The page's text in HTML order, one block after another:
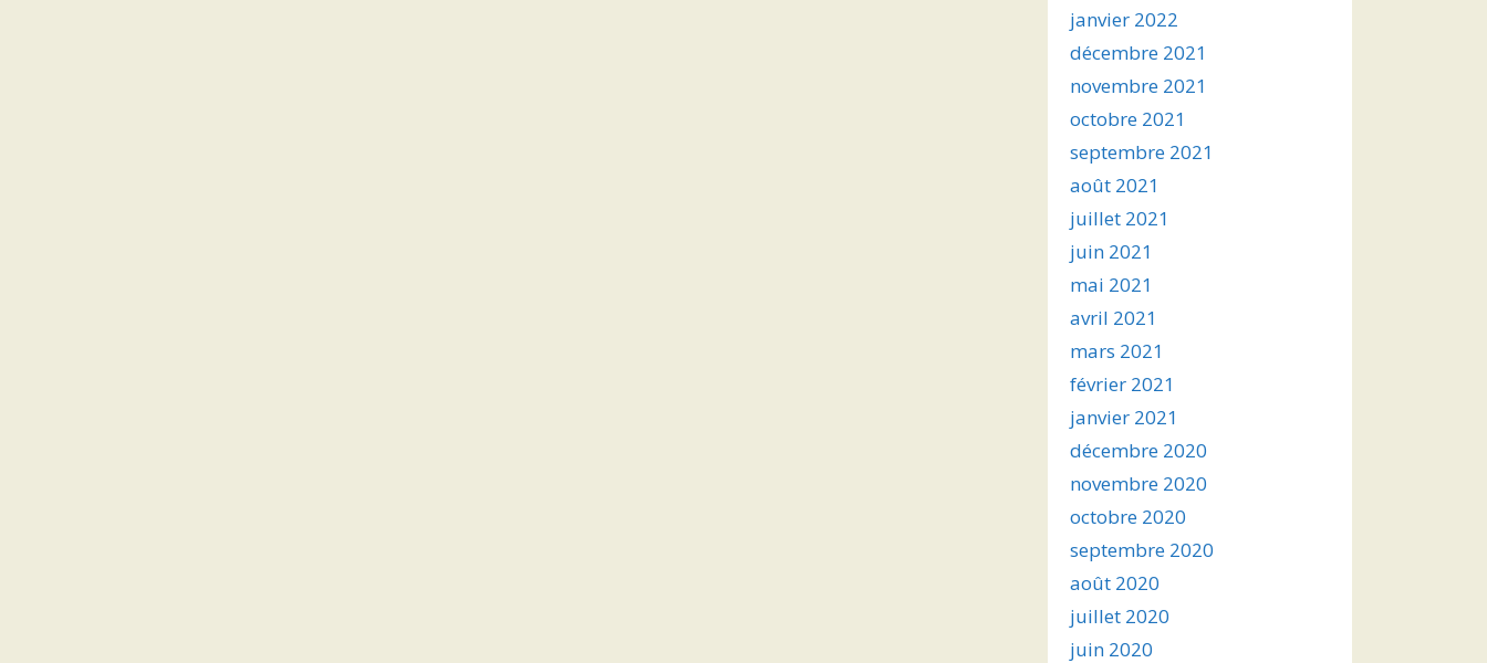
janvier 2022
décembre 2021
novembre 2021
octobre 2021
septembre 2021
août 2021
juillet 2021
juin 2021
mai 2021
avril 2021
mars 2021
février 2021
janvier 2021
décembre 2020
novembre 2020
octobre 2020
septembre 2020
août 2020
juillet 2020
juin 2020